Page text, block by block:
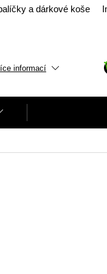
a dárkové koše
informací